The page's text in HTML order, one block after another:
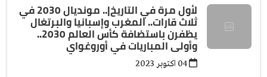
لأول مرة في التاريخ|.. مونديال 2030 في
ثلاث قارات.. المغرب وإسبانيا والبرتغال
يظفرن باستضافة كأس العالم 2030..
وأولى المباريات في أوروغواي